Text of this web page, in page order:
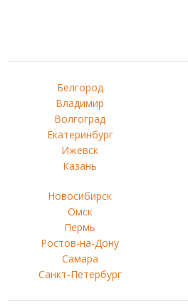
Белгород
Владимир
Волгоград
Екатеринбург
Ижевск
Казань
Новосибирск
Омск
Пермь
Ростов-на-Дону
Самара
Санкт-Петербург